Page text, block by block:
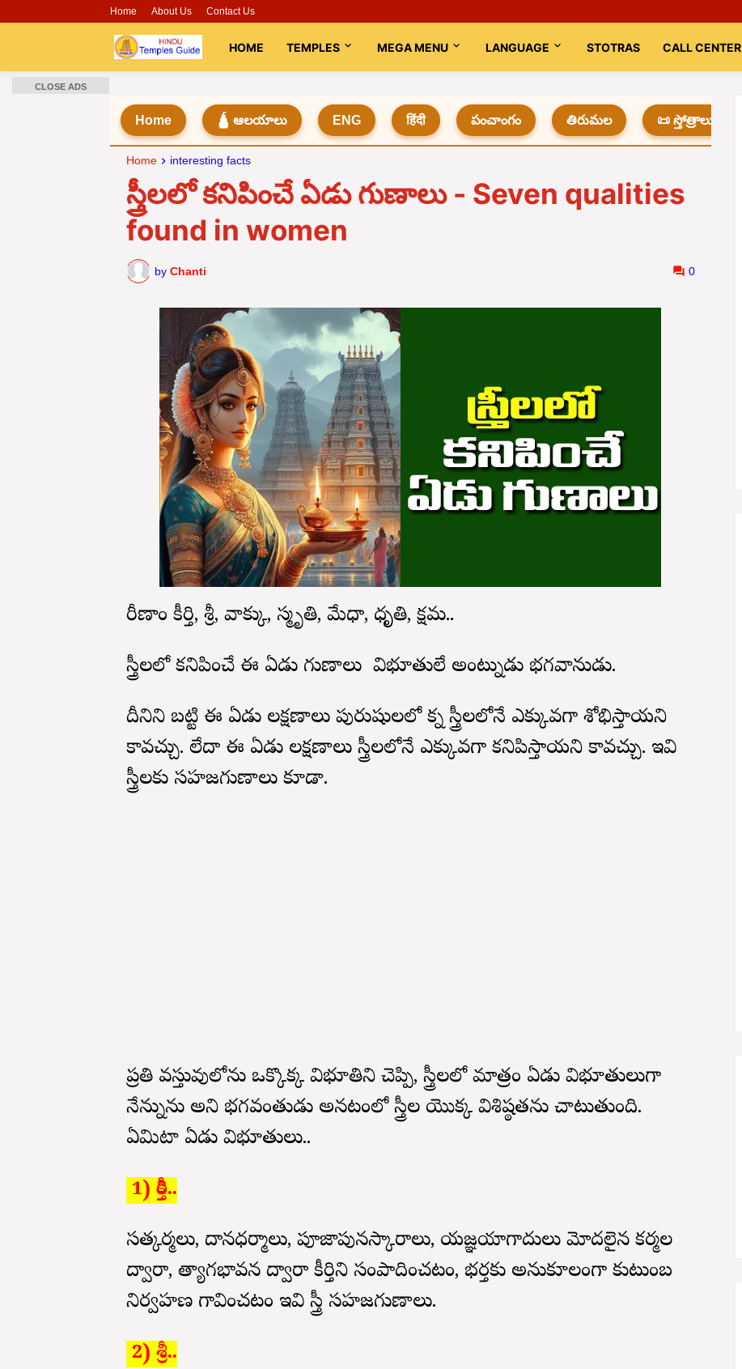
Home About Us Contact Us
HOME TEMPLES MEGA MENU LANGUAGE STOTRAS CALL CENTER
Home 🛕 ఆలయాలు ENG हिंदी పంచాంగం తిరుమల 📜 స్తోత్రాలు
Home interesting facts
స్త్రీలలో కనిపించే ఏడు గుణాలు - Seven qualities
found in women
by Chanti 0
నారీణాం కీర్తి, శ్రీ, వాక్కు, స్మృతి, మేధా, ధృతి, క్షమ..
స్త్రీలలో కనిపించే ఈ ఏడు గుణాలు నా విభూతులే అంటున్నాడు భగవానుడు.
దీనిని బట్టి ఈ ఏడు లక్షణాలు పురుషులలో కన్నా స్త్రీలలోనే ఎక్కువగా శోభిస్తాయని
కావచ్చు. లేదా ఈ ఏడు లక్షణాలు స్త్రీలలోనే ఎక్కువగా కనిపిస్తాయని కావచ్చు. ఇవి
స్త్రీలకు సహజగుణాలు కూడా.
ప్రతి వస్తువులోను ఒక్కొక్క విభూతిని చెప్పి, స్త్రీలలో మాత్రం ఏడు విభూతులుగా
నేనున్నాను అని భగవంతుడు అనటంలో స్త్రీల యొక్క విశిష్ఠతను చాటుతుంది.
ఏమిటా ఏడు విభూతులు..
1) కీర్తి..
సత్కర్మలు, దానధర్మాలు, పూజాపునస్కారాలు, యజ్ఞయాగాదులు మోదలైన కర్మల
ద్వారా, త్యాగభావన ద్వారా కీర్తిని సంపాదించటం, భర్తకు అనుకూలంగా కుటుంబ
నిర్వహణ గావించటం ఇవి స్త్రీ సహజగుణాలు.
2) శ్రీ..
CLOSE ADS